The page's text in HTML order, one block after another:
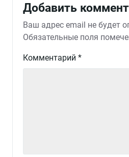
Добавить
Ваш адрес email не будет
Обязательные поля
Комментарий *